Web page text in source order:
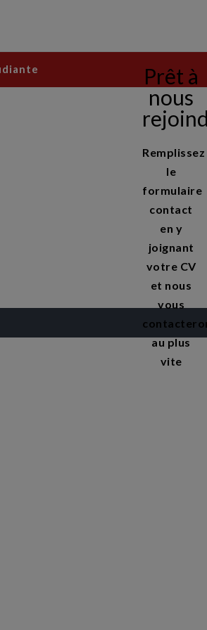
Prêt à
nous
Remplissez
le
formulaire
contact
en y
joignant
votre CV
et nous
vous
au plus
vite